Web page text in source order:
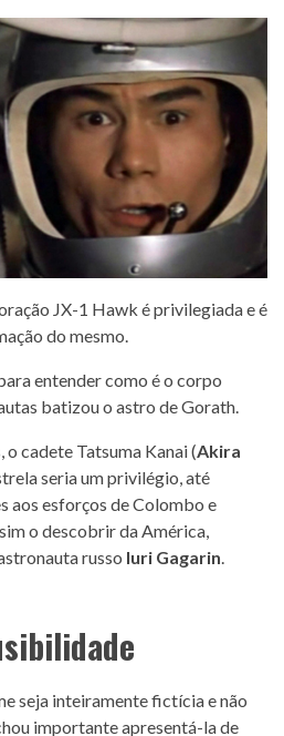
JX-1 Hawk é privilegiada e é
do mesmo.
entender como é o corpo
batizou o astro de Gorath.
cadete Tatsuma Kanai (Akira
seria um privilégio, até
aos esforços de Colombo e
o descobrir da América,
russo Iuri Gagarin.
seja inteiramente fictícia e não
importante apresentá-la de